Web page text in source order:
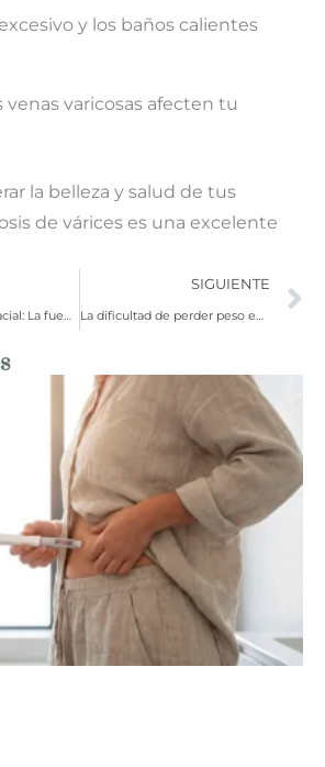
y los baños calientes
venas varicosas afecten tu
la belleza y salud de tus
de várices es una excelente
Radiofrecuencia Facial: La fuente de la juventud para tu piel.
SIGUIENTE
La dificultad de perder peso en la menopausia